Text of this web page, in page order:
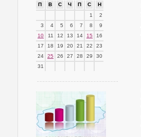
П В С Ч П С
Н
1
2
3
4 5 6 7 8
9
10
11 12 13 14 15
16
17
18 19 20 21 22
23
24
25 26 27 28 29
30
31